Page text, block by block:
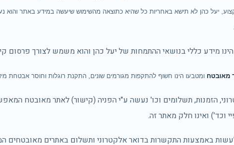
יעל כהן לא תישא באחריות כל שהיא כתוצאה מהשימוש שיעשה במידע באתר והוא
מידע כללי בנושאי ההתמחות של יעל כהן והוא משמש לצורך פרסום
מאובטח ומטבעו הינו חשוף להתקפות מגורמים שונים, התקנת רוגלות וחוסר אבטחת
הזמנות, תשלומים וכו' נעשה ע"י הפניה (קישור) לאתר מאובטח
לעשות באמצעות התקשרות בדואר אלקטרוני ותשלום באתרים מאובטחים